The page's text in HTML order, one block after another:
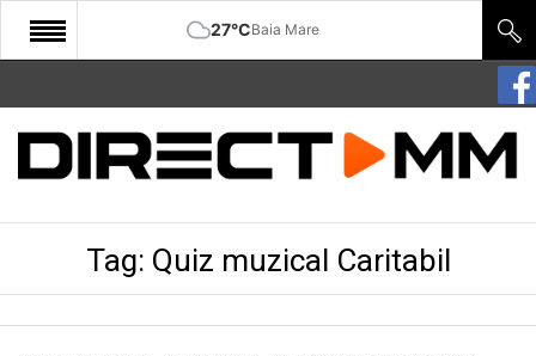
27°CBaia Mare
START
COMUNITATE
CULTURA
Tag: Quiz muzical Caritabil